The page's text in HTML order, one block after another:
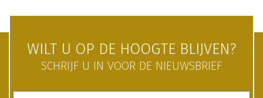
WILT U OP DE HOOGTE BLIJVEN?
SCHRIJF U IN VOOR DE NIEUWSBRIEF